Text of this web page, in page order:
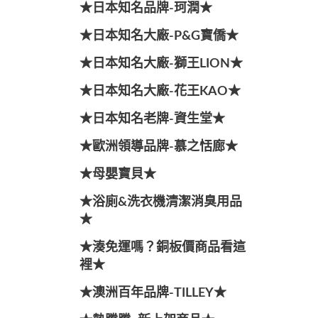
★日本知名品牌-珂潤★
★日本知名大廠-P&G寶僑★
★日本知名大廠-獅王LION★
★日本知名大廠-花王KAO★
★日本知名老牌-資生堂★
★歐洲領導品牌-慕之恬廊★
★母嬰寶貝★
★浴廁&洗衣機清潔消臭用品
★
★湊免運嗎？銅板價商品看這
裡★
★澳洲百年品牌-TILLEY★